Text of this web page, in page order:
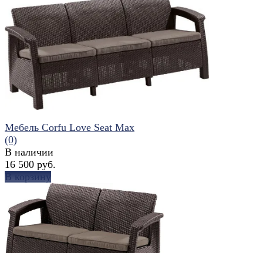
избранное сравнить
избранное сравнить
Мебель Corfu Love Seat Max
(0)
В наличии
16 500 руб.
В корзину